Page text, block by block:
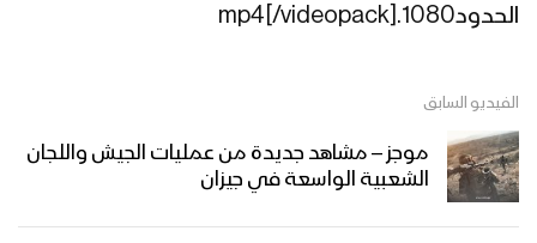
ولاتهنوا
إحراق جرافة عسكرية سعودية – تنكيل
الحدود1080.mp4[/videopack]
الفيديو السابق
موجز – مشاهد جديدة من عمليات الجيش واللجان
الشعبية الواسعة في جيزان